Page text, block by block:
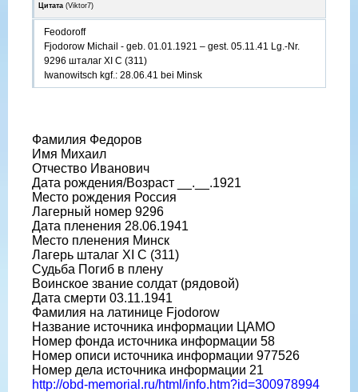
Цитата (Viktor7)
Feodoroff
Fjodorow Michail - geb. 01.01.1921 – gest. 05.11.41 Lg.-Nr.
9296 шталаг XI C (311)
Iwanowitsch kgf.: 28.06.41 bei Minsk
Фамилия Федоров
Имя Михаил
Отчество Иванович
Дата рождения/Возраст __.__.1921
Место рождения Россия
Лагерный номер 9296
Дата пленения 28.06.1941
Место пленения Минск
Лагерь шталаг XI C (311)
Судьба Погиб в плену
Воинское звание солдат (рядовой)
Дата смерти 03.11.1941
Фамилия на латинице Fjodorow
Название источника информации ЦАМО
Номер фонда источника информации 58
Номер описи источника информации 977526
Номер дела источника информации 21
http://obd-memorial.ru/html/info.htm?id=300978994